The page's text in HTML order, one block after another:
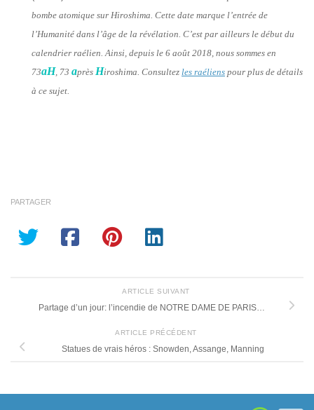
bombe atomique sur Hiroshima. Cette date marque l’entrée de
l’Humanité dans l’âge de la révélation. C’est par ailleurs le début du
calendrier raélien. Ainsi, depuis le 6 août 2018, nous sommes en
73aH, 73 après Hiroshima. Consultez les raéliens pour plus de détails
à ce sujet.
PARTAGER
ARTICLE SUIVANT
Partage d’un jour: l’incendie de NOTRE DAME DE PARIS…
ARTICLE PRÉCÉDENT
Statues de vrais héros : Snowden, Assange, Manning